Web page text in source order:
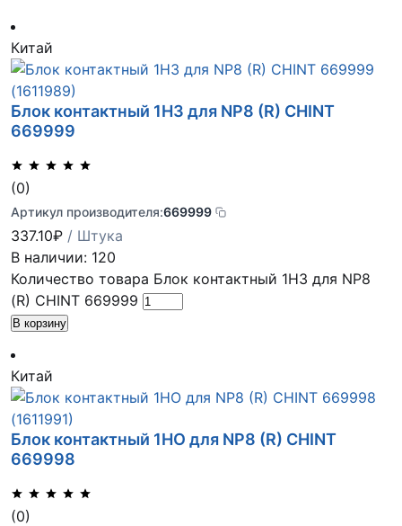
Китай
Блок контактный 1НЗ для NP8 (R) CHINT
669999
(0)
Артикул производителя:669999
337.10₽ / Штука
В наличии: 120
Количество товара Блок контактный 1НЗ для NP8
(R) CHINT 669999
В корзину
Китай
Блок контактный 1НО для NP8 (R) CHINT
669998
(0)